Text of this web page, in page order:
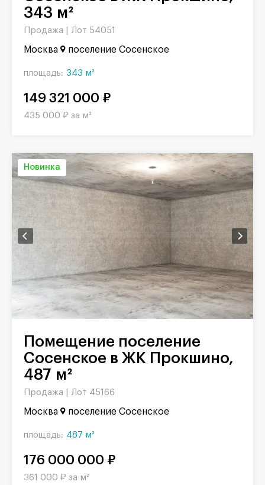
343 м²
Продажа | Лот 54051
Москва поселение Сосенское
площадь: 343 м²
149 321 000 ₽
435 000 ₽ за м²
Новинка
Помещение поселение
Сосенское в ЖК Прокшино,
487 м²
Продажа | Лот 45166
Москва поселение Сосенское
площадь: 487 м²
176 000 000 ₽
361 000 ₽ за м²